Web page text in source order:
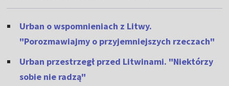
Urban o wspomnieniach z Litwy.
"Porozmawiajmy o przyjemniejszych rzeczach"
Urban przestrzegł przed Litwinami. "Niektórzy
sobie nie radzą"